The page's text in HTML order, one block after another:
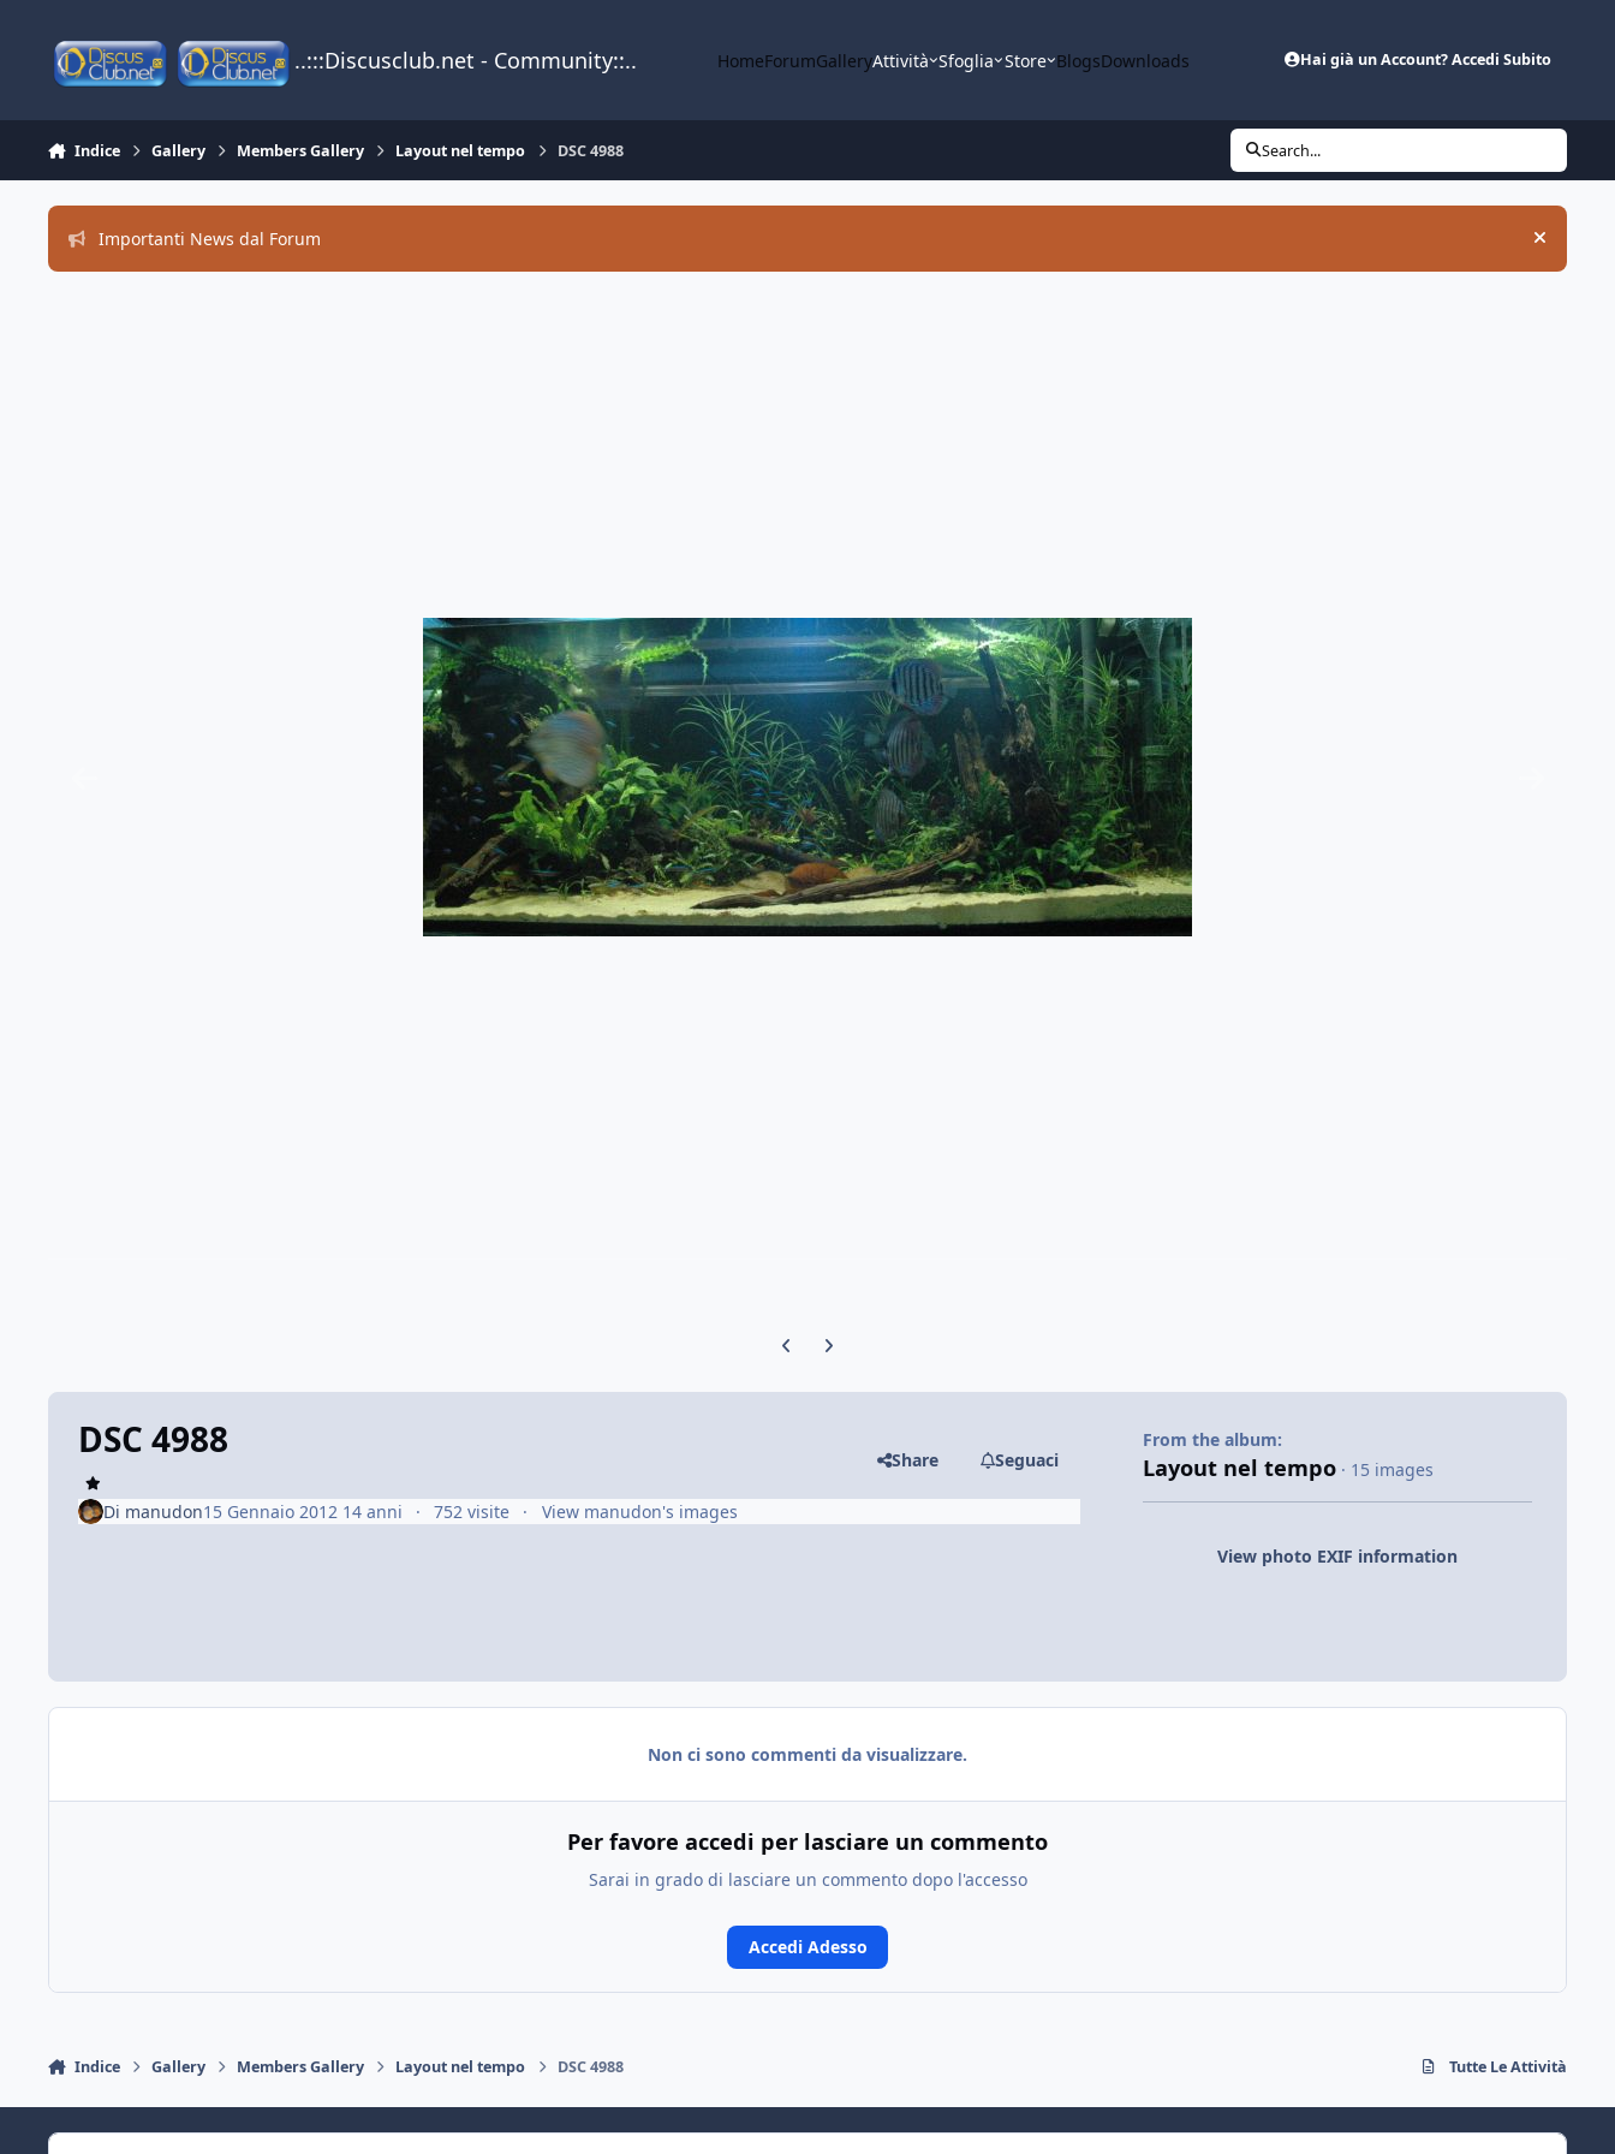
..:::Discusclub.net - Community::.. HomeForumGalleryAttività Sfoglia Store BlogsDownloads Hai già un Account? Accedi Subito
Indice Gallery Members Gallery Layout nel tempo DSC 4988 Search...
Importanti News dal Forum Hide
Previous carousel slide
Next carousel slide
DSC 4988 Share Seguaci
Di manudon15 Gennaio 2012 14 anni 752 visite View manudon's images
From the album:
Layout nel tempo · 15 images
View photo EXIF information
Non ci sono commenti da visualizzare.
Per favore accedi per lasciare un commento
Sarai in grado di lasciare un commento dopo l'accesso
Accedi Adesso
Indice Gallery Members Gallery Layout nel tempo DSC 4988 Tutte Le Attività